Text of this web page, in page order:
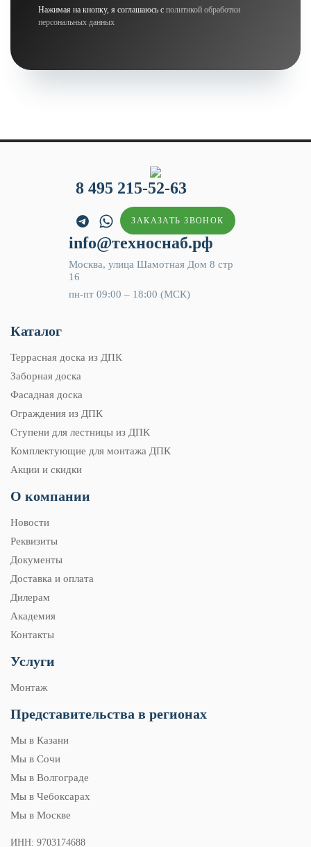
Нажимая на кнопку, я соглашаюсь с политикой обработки
персональных данных
8 495 215-52-63
ЗАКАЗАТЬ ЗВОНОК
info@техноснаб.рф
Москва, улица Шамотная Дом 8 стр
16
пн-пт 09:00 – 18:00 (МСК)
Каталог
Террасная доска из ДПК
Заборная доска
Фасадная доска
Ограждения из ДПК
Ступени для лестницы из ДПК
Комплектующие для монтажа ДПК
Акции и скидки
О компании
Новости
Реквизиты
Документы
Доставка и оплата
Дилерам
Академия
Контакты
Услуги
Монтаж
Представительства в регионах
Мы в Казани
Мы в Сочи
Мы в Волгограде
Мы в Чебоксарах
Мы в Москве
ИНН: 9703174688